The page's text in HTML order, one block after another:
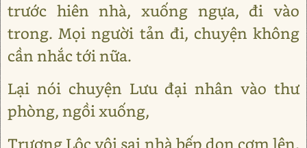
trước hiên nhà, xuống ngựa, đi vào
trong. Mọi người tản đi, chuyện không
cần nhắc tới nữa.
Lại nói chuyện Lưu đại nhân vào thư
phòng, ngồi xuống,
Trương Lộc vội sai nhà bếp dọn cơm lên.